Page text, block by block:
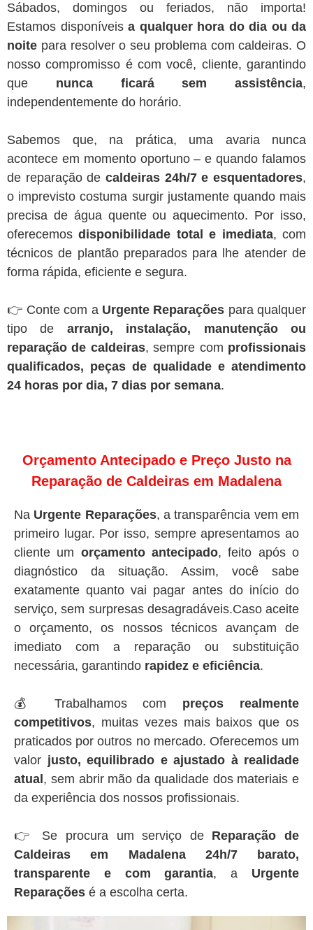
Sábados, domingos ou feriados, não importa!
Estamos disponíveis a qualquer hora do dia ou da
noite para resolver o seu problema com caldeiras. O
nosso compromisso é com você, cliente, garantindo
que nunca ficará sem assistência,
independentemente do horário.
Sabemos que, na prática, uma avaria nunca
acontece em momento oportuno – e quando falamos
de reparação de caldeiras 24h/7 e esquentadores,
o imprevisto costuma surgir justamente quando mais
precisa de água quente ou aquecimento. Por isso,
oferecemosdisponibilidade total e imediata, com
técnicos de plantão preparados para lhe atender de
forma rápida, eficiente e segura.
👉 Conte com a Urgente Reparações para qualquer
tipo de arranjo, instalação, manutenção ou
reparação de caldeiras, sempre com profissionais
qualificados, peças de qualidade e atendimento
24 horas por dia, 7 dias por semana.
Orçamento Antecipado e Preço Justo na
Reparação de Caldeiras em Madalena
Na Urgente Reparações, a transparência vem em
primeiro lugar. Por isso, sempre apresentamos ao
cliente um orçamento antecipado, feito após o
diagnóstico da situação. Assim, você sabe
exatamente quanto vai pagar antes do início do
serviço, sem surpresas desagradáveis.Caso aceite
o orçamento, os nossos técnicos avançam de
imediato com a reparação ou substituição
necessária, garantindo rapidez e eficiência.
💰 Trabalhamos com preços realmente
competitivos, muitas vezes mais baixos que os
praticados por outros no mercado. Oferecemos um
valor justo, equilibrado e ajustado à realidade
atual , sem abrir mão da qualidade dos materiais e
da experiência dos nossos profissionais.
👉 Se procura um serviço de Reparação de
Caldeiras em Madalena 24h/7 barato,
transparente e com garantia, a Urgente
Reparações é a escolha certa.